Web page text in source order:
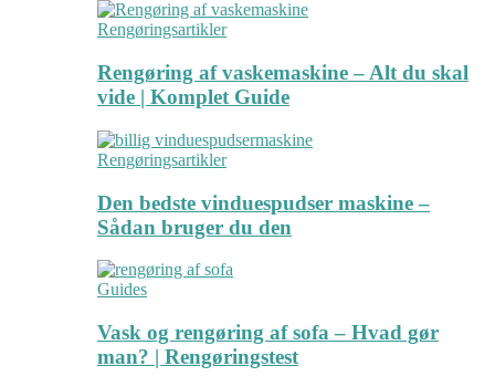
Rengøringsartikler
Rengøring af vaskemaskine – Alt du skal
vide | Komplet Guide
Rengøringsartikler
Den bedste vinduespudser maskine –
Sådan bruger du den
Guides
Vask og rengøring af sofa – Hvad gør
man? | Rengøringstest